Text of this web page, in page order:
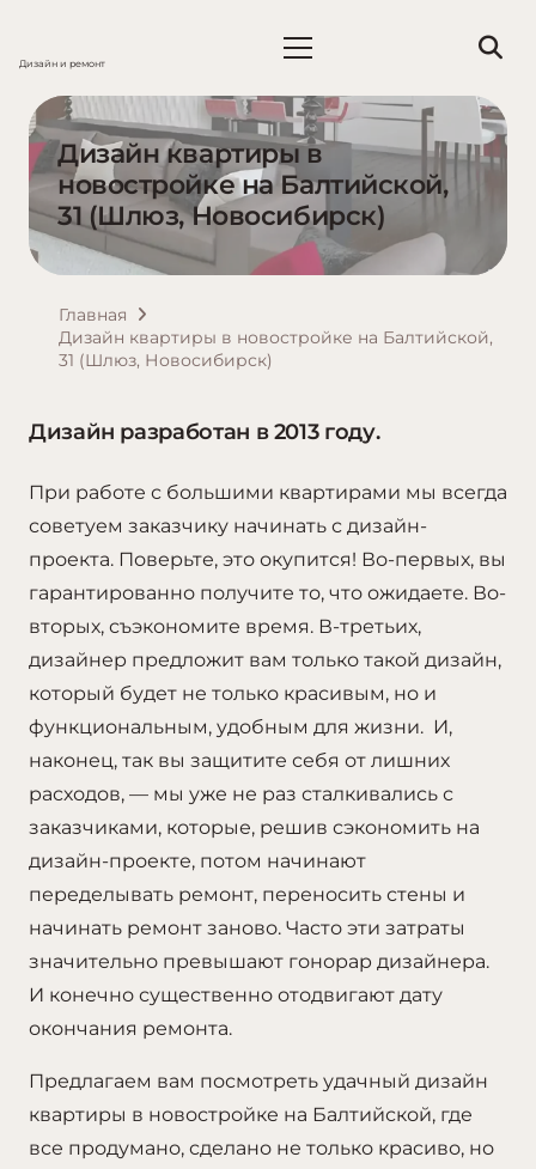
Дизайн и ремонт
Дизайн квартиры в
новостройке на Балтийской,
31 (Шлюз, Новосибирск)
Главная
Дизайн квартиры в новостройке на Балтийской,
31 (Шлюз, Новосибирск)
Дизайн разработан в 2013 году.
При работе с большими квартирами мы всегда
советуем заказчику начинать с дизайн-
проекта. Поверьте, это окупится! Во-первых, вы
гарантированно получите то, что ожидаете. Во-
вторых, съэкономите время. В-третьих,
дизайнер предложит вам только такой дизайн,
который будет не только красивым, но и
функциональным, удобным для жизни. И,
наконец, так вы защитите себя от лишних
расходов, — мы уже не раз сталкивались с
заказчиками, которые, решив сэкономить на
дизайн-проекте, потом начинают
переделывать ремонт, переносить стены и
начинать ремонт заново. Часто эти затраты
значительно превышают гонорар дизайнера.
И конечно существенно отодвигают дату
окончания ремонта.
Предлагаем вам посмотреть удачный дизайн
квартиры в новостройке на Балтийской, где
все продумано, сделано не только красиво, но